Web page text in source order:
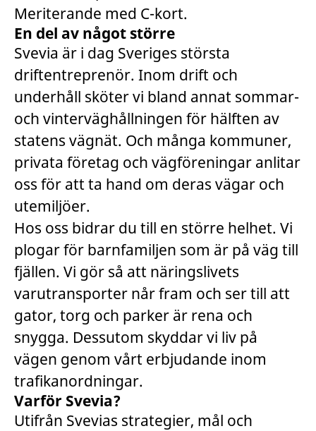
Meriterande med C-kort.
En del av något större
Svevia är i dag Sveriges största
driftentreprenör. Inom drift och
underhåll sköter vi bland annat sommar-
och vinterväghållningen för hälften av
statens vägnät. Och många kommuner,
privata företag och vägföreningar anlitar
oss för att ta hand om deras vägar och
utemiljöer.
Hos oss bidrar du till en större helhet. Vi
plogar för barnfamiljen som är på väg till
fjällen. Vi gör så att näringslivets
varutransporter når fram och ser till att
gator, torg och parker är rena och
snygga. Dessutom skyddar vi liv på
vägen genom vårt erbjudande inom
trafikanordningar.
Varför Svevia?
Utifrån Svevias strategier, mål och